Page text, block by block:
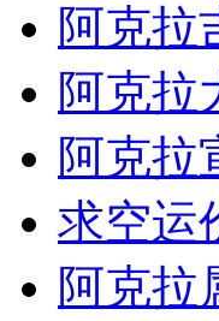
阿克拉
阿克拉
阿克拉
求空运
阿克拉